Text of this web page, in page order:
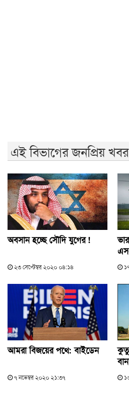
এই বিভাগের জনপ্রিয় খবর
অবসান হচ্ছে সৌদি যুগের !
২৩ সেপ্টেম্বর ২০২০ ০৪:১৪
আমরা বিজয়ের পথে: বাইডেন
৭ নভেম্বর ২০২০ ২১:৩৭